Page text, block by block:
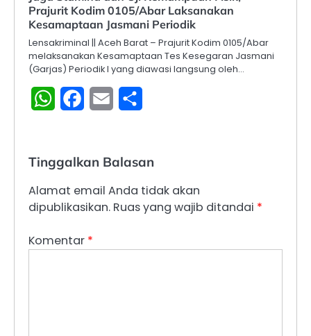
Prajurit Kodim 0105/Abar Laksanakan
Kesamaptaan Jasmani Periodik
Lensakriminal || Aceh Barat – Prajurit Kodim 0105/Abar
melaksanakan Kesamaptaan Tes Kesegaran Jasmani
(Garjas) Periodik I yang diawasi langsung oleh…
WhatsAppFacebook
Email
Tinggalkan Balasan
Alamat email Anda tidak akan
dipublikasikan. Ruas yang wajib ditandai *
Komentar *